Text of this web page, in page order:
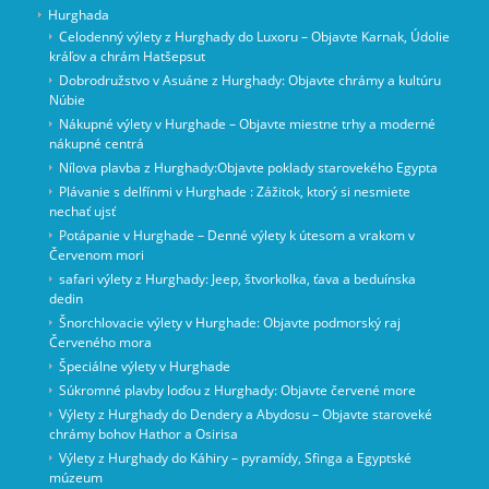
Hurghada
Celodenný výlety z Hurghady do Luxoru – Objavte Karnak, Údolie
kráľov a chrám Hatšepsut
Dobrodružstvo v Asuáne z Hurghady: Objavte chrámy a kultúru
Núbie
Nákupné výlety v Hurghade – Objavte miestne trhy a moderné
nákupné centrá
Nílova plavba z Hurghady:Objavte poklady starovekého Egypta
Plávanie s delfínmi v Hurghade : Zážitok, ktorý si nesmiete
nechať ujsť
Potápanie v Hurghade – Denné výlety k útesom a vrakom v
Červenom mori
safari výlety z Hurghady: Jeep, štvorkolka, ťava a beduínska
dedin
Šnorchlovacie výlety v Hurghade: Objavte podmorský raj
Červeného mora
Špeciálne výlety v Hurghade
Súkromné ​​plavby loďou z Hurghady: Objavte červené more
Výlety z Hurghady do Dendery a Abydosu – Objavte staroveké
chrámy bohov Hathor a Osirisa
Výlety z Hurghady do Káhiry – pyramídy, Sfinga a Egyptské
múzeum